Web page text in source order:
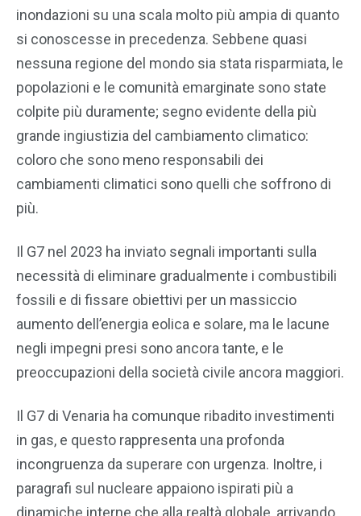
inondazioni su una scala molto più ampia di quanto
si conoscesse in precedenza. Sebbene quasi
nessuna regione del mondo sia stata risparmiata, le
popolazioni e le comunità emarginate sono state
colpite più duramente; segno evidente della più
grande ingiustizia del cambiamento climatico:
coloro che sono meno responsabili dei
cambiamenti climatici sono quelli che soffrono di
più.
Il G7 nel 2023 ha inviato segnali importanti sulla
necessità di eliminare gradualmente i combustibili
fossili e di fissare obiettivi per un massiccio
aumento dell’energia eolica e solare, ma le lacune
negli impegni presi sono ancora tante, e le
preoccupazioni della società civile ancora maggiori.
Il G7 di Venaria ha comunque ribadito investimenti
in gas, e questo rappresenta una profonda
incongruenza da superare con urgenza. Inoltre, i
paragrafi sul nucleare appaiono ispirati più a
dinamiche interne che alla realtà globale, arrivando